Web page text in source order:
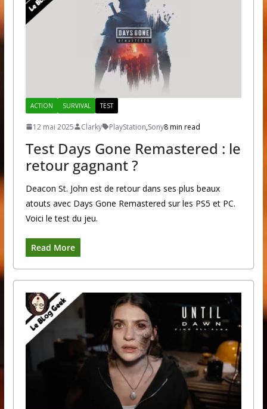
ACTION SURVIVAL TEST
12 mai 2025 Clarky PlayStation,Sony8 min read
Test Days Gone Remastered : le
retour gagnant ?
Deacon St. John est de retour dans ses plus beaux
atouts avec Days Gone Remastered sur les PS5 et PC.
Voici le test du jeu.
Read More